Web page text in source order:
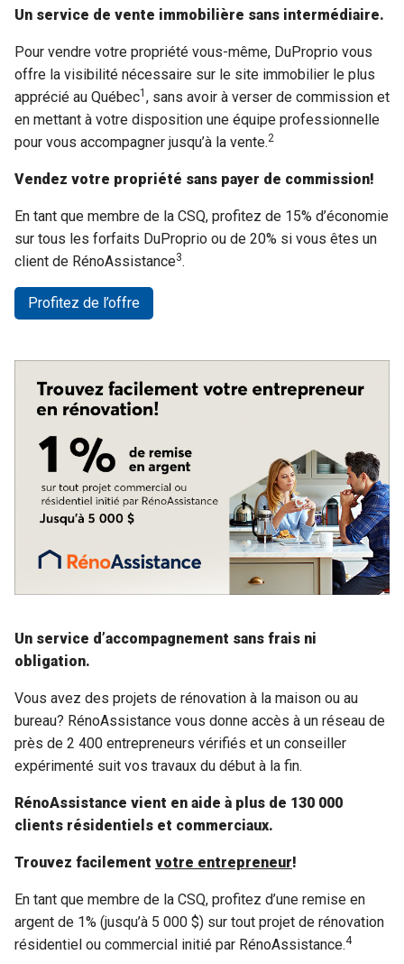
Un service de vente immobilière sans intermédiaire.
Pour vendre votre propriété vous-même, DuProprio vous
offre la visibilité nécessaire sur le site immobilier le plus
apprécié au Québec1 , sans avoir à verser de commission et
en mettant à votre disposition une équipe professionnelle
pour vous accompagner jusqu’à la vente.2
Vendez votre propriété sans payer de commission!
En tant que membre de la CSQ, profitez de 15% d’économie
sur tous les forfaits DuProprio ou de 20% si vous êtes un
client de RénoAssistance3.
Profitez de l’offre
Un service d’accompagnement sans frais ni
obligation.
Vous avez des projets de rénovation à la maison ou au
bureau? RénoAssistance vous donne accès à un réseau de
près de 2 400 entrepreneurs vérifiés et un conseiller
expérimenté suit vos travaux du début à la fin.
RénoAssistance vient en aide à plus de 130 000
clients résidentiels et commerciaux.
Trouvez facilement votre entrepreneur!
En tant que membre de la CSQ, profitez d’une remise en
argent de 1% (jusqu’à 5 000 $) sur tout projet de rénovation
résidentiel ou commercial initié par RénoAssistance.4